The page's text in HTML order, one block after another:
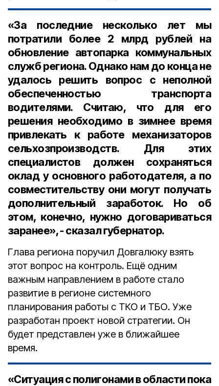
«За последние несколько лет мы
потратили более 2 млрд рублей на
обновление автопарка коммунальных
служб региона. Однако нам до конца не
удалось решить вопрос с неполной
обеспеченностью транспорта
водителями. Считаю, что для его
решения необходимо в зимнее время
привлекать к работе механизаторов
сельхозпроизводств. Для этих
специалистов должен сохраняться
оклад у основного работодателя, а по
совместительству они могут получать
дополнительный заработок. Но об
этом, конечно, нужно договариваться
заранее», - сказал губернатор.
Глава региона поручил Довгалюку взять
этот вопрос на контроль. Ещё одним
важным направлением в работе стало
развитие в регионе системного
планирования работы с ТКО и ТБО. Уже
разработан проект новой стратегии. Он
будет представлен уже в ближайшее
время.
«Ситуация с полигонами в области пока